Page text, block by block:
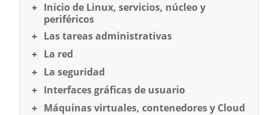
Inicio de Linux, servicios, núcleo y
periféricos
Las tareas administrativas
La red
La seguridad
Interfaces gráficas de usuario
Máquinas virtuales, contenedores y Cloud